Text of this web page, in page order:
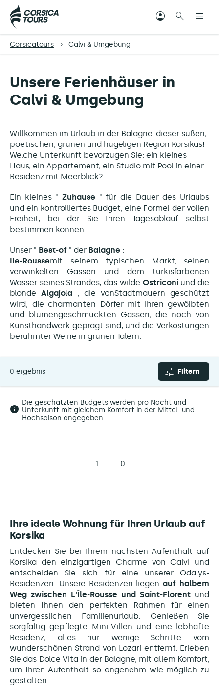
Corsicatours Calvi & Umgebung
Unsere Ferienhäuser in
Calvi & Umgebung
Willkommen im Urlaub in der Balagne, dieser süßen,
poetischen, grünen und hügeligen Region Korsikas!
Welche Unterkunft bevorzugen Sie: ein kleines
Haus, ein Appartement, ein Studio mit Pool in einer
Residenz mit Meerblick?
Ein kleines " Zuhause " für die Dauer des Urlaubs
und ein kontrolliertes Budget, eine Formel der vollen
Freiheit, bei der Sie Ihren Tagesablauf selbst
bestimmen können.
Unser " Best-of " der Balagne :
Ile-Roussemit seinem typischen Markt, seinen
verwinkelten Gassen und dem türkisfarbenen
Wasser seines Strandes, das wilde Ostriconiund die
blonde Algajola , die vonStadtmauern geschützt
wird, die charmanten Dörfer mit ihren gewölbten
und blumengeschmückten Gassen, die noch von
Kunsthandwerk geprägt sind, und die Verkostungen
berühmter Weine in grünen Tälern.
0 ergebnis Filtern
Die geschätzten Budgets werden pro Nacht und
Unterkunft mit gleichem Komfort in der Mittel- und
Hochsaison angegeben.
1 0
Ihre ideale Wohnung für Ihren Urlaub auf
Korsika
Entdecken Sie bei Ihrem nächsten Aufenthalt auf
Korsika den einzigartigen Charme von Calvi und
entscheiden Sie sich für eine unserer Odalys-
Residenzen. Unsere Residenzen liegenauf halbem
Weg zwischen L'Île-Rousse und Saint-Florent und
bieten Ihnen den perfekten Rahmen für einen
unvergesslichen Familienurlaub. Genießen Sie
sorgfältig gepflegte Mini-Villen und eine lebhafte
Residenz, alles nur wenige Schritte vom
wunderschönen Strand von Lozari entfernt. Erleben
Sie das Dolce Vita in der Balagne, mit allem Komfort,
um Ihren Aufenthalt so angenehm wie möglich zu
gestalten.